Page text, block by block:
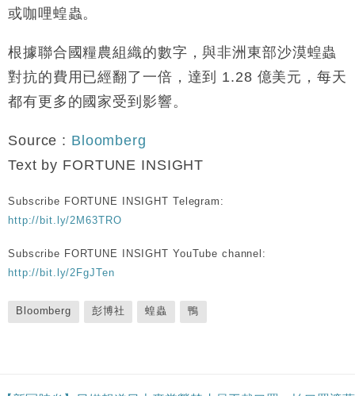
或咖哩蝗蟲。
根據聯合國糧農組織的數字，與非洲東部沙漠蝗蟲
對抗的費用已經翻了一倍，達到 1.28 億美元，每天
都有更多的國家受到影響。
Source : Bloomberg
Text by FORTUNE INSIGHT
Subscribe FORTUNE INSIGHT Telegram:
http://bit.ly/2M63TRO
Subscribe FORTUNE INSIGHT YouTube channel:
http://bit.ly/2FgJTen
Bloomberg 彭博社 蝗蟲 鴨